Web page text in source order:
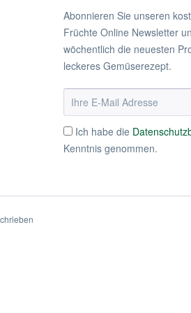
Abonnieren Sie unseren
Früchte Online Newsletter
wöchentlich die neuesten
leckeres Gemüserezept.
Ich habe die
Kenntnis genommen.